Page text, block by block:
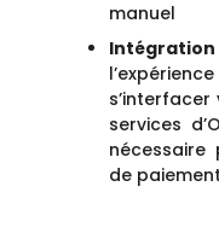
manuel
s’interfacer
services
de